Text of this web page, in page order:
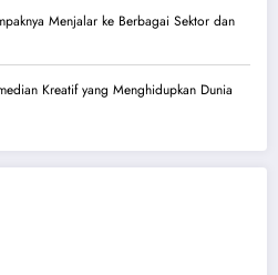
Menjalar ke Berbagai Sektor dan
Kreatif yang Menghidupkan Dunia